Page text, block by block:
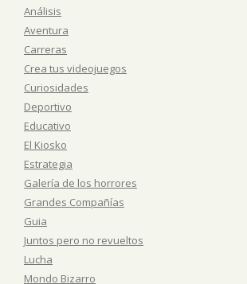
Análisis
Aventura
Carreras
Crea tus videojuegos
Curiosidades
Deportivo
Educativo
El Kiosko
Estrategia
Galería de los horrores
Grandes Compañías
Guia
Juntos pero no revueltos
Lucha
Mondo Bizarro